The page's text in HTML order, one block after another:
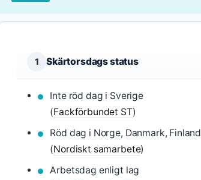
1 Skärtorsdags status
Inte röd dag i Sverige
(Fackförbundet ST)
Röd dag i Norge, Danmark, Finland
(Nordiskt samarbete)
Arbetsdag enligt lag